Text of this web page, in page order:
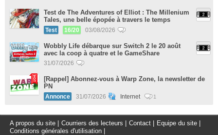
Test de The Adventures of Elliot : The Millenium
Tales, une belle épopée à travers le temps
Test 16/20 03/08/2026
Wobbly Life débarque sur Switch 2 le 20 août
avec la coop à quatre et le GameShare
31/07/2026
[Rappel] Abonnez-vous à Warp Zone, la newsletter de
PN
Annonce 31/07/2026 Internet 1
A propos du site Courriers des lecteurs Contact Equipe du site
Conditions générales d'utilisation